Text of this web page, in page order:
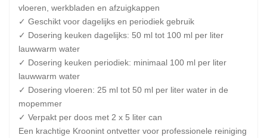
vloeren, werkbladen en afzuigkappen
✓ Geschikt voor dagelijks en periodiek gebruik
✓ Dosering keuken dagelijks: 50 ml tot 100 ml per liter
lauwwarm water
✓ Dosering keuken periodiek: minimaal 100 ml per liter
lauwwarm water
✓ Dosering vloeren: 25 ml tot 50 ml per liter water in de
mopemmer
✓ Verpakt per doos met 2 x 5 liter can
Een krachtige Kroonint ontvetter voor professionele reiniging